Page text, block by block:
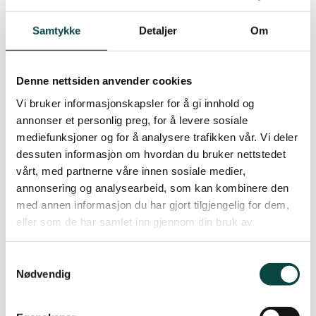
Samtykke Detaljer Om
Denne nettsiden anvender cookies
Vi bruker informasjonskapsler for å gi innhold og
annonser et personlig preg, for å levere sosiale
mediefunksjoner og for å analysere trafikken vår. Vi deler
dessuten informasjon om hvordan du bruker nettstedet
vårt, med partnerne våre innen sosiale medier,
annonsering og analysearbeid, som kan kombinere den
med annen informasjon du har gjort tilgjengelig for dem,
eller som de har samlet inn gjennom din bruk av
Nødvendig
unge. Barneombudets erfaringer viser at
forringelse eller reduksjon av lekearealer ofte
skjer gjennom dispensasjon eller såkalt mindre
Retningslinjene tar utgangspunkt i faktisk bruk
av arealet eller arealets nytteverdi for lek og
opphold, og ikke i de formelle eller
reguleringsmessige forhold som gjelder for
arealer. Det er bruks- eller nytteverdien som er
relevant for barn og unge og ikke hva arealet
faktisk er regulert til, om det er regulert eller
Kravet til erstatning vil ikke gjelde ethvert areal
områder ikke blir tatt til utbygging før en har